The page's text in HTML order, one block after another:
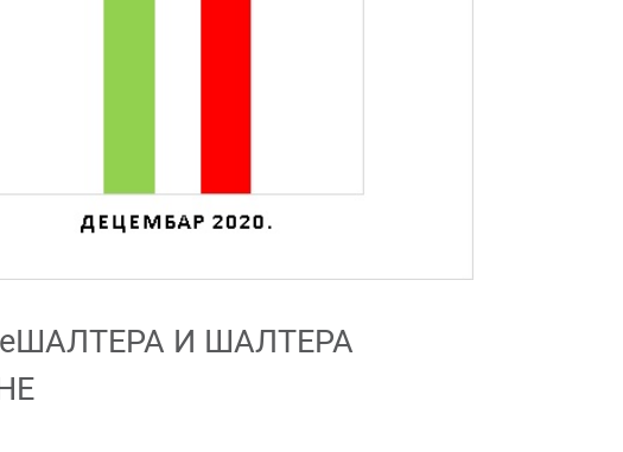
И ШАЛТЕРА